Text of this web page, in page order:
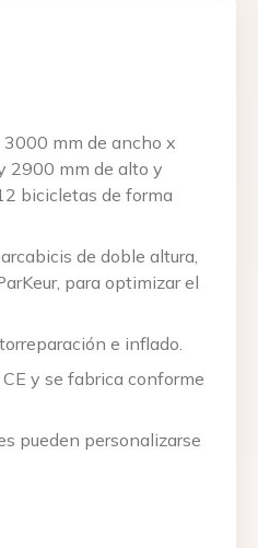
3000 mm de ancho x
2900 mm de alto y
bicicletas de forma
de doble altura,
para optimizar el
e inflado.
y se fabrica conforme
pueden personalizarse